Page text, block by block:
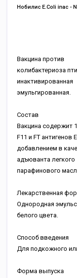
Нобилис E.Coli inac -
Вакцина против
колибактериоза
инактивированная
эмульгированная.
Состав
Вакцина содержит
F11 и FT антигенов
добавлением в
адъюванта легкого
парафинового
Лекарственная
Однородная
белого цвета.
Способ введения
Для подкожного
Форма выпуска